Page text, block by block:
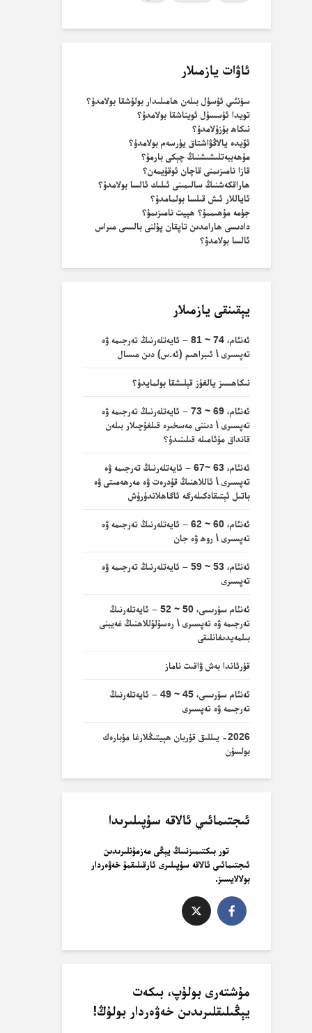
ئاۋات يازمىلار
سۈنئىي ئۇسۇل بىلەن ھامىلىدار بولۇشقا بولامدۇ؟
تويدا ئۇسسۇل ئويناشقا بولامدۇ؟
نىكاھ بۇزۇلامدۇ؟
ئۆيدە يالاڭۋاشتاق يۈرسەم بولامدۇ؟
مۇھەببەتلىشىشنىڭ چېكى بارمۇ؟
قازا نامىزىمنى قاچان ئوقۇيمەن؟
ھاراقكەشنىڭ سالىمىنى ئىلىك ئالسا بولامدۇ؟
ئاياللار ئىش قىلسا بولمامدۇ؟
جۈمە مۇھىممۇ؟ ھېيت نامىزىمۇ؟
دادىسى ھارامدىن تاپقان پۇلنى بالىسى مىراس
ئالسا بولامدۇ؟
يېقىنقى يازمىلار
ئەنئام، 74 ~ 81 – ئايەتلەرنىڭ تەرجىمە ۋە
تەپسىرى \ ئىبراھىم (ئە.س) دىن مىسال
نىكاھسىز يالغۇز قېلىشقا بولمايدۇ؟
ئەنئام، 69 ~ 73 – ئايەتلەرنىڭ تەرجىمە ۋە
تەپسىرى \ دىننى مەسخىرە قىلغۇچىلار بىلەن
قانداق مۇئامىلە قىلىنىدۇ؟
ئەنئام، 63 ~67 – ئايەتلەرنىڭ تەرجىمە ۋە
تەپسىرى \ ئاللاھنىڭ قۇدرەت ۋە مەرھەمىتى ۋە
باتىل ئېتىقادكىلەرگە ئاگاھلاندۇرۇش
ئەنئام، 60 ~ 62 – ئايەتلەرنىڭ تەرجىمە ۋە
تەپسىرى \ روھ ۋە جان
ئەنئام، 53 ~ 59 – ئايەتلەرنىڭ تەرجىمە ۋە
تەپسىرى
ئەنئام سۈرىسى، 50 ~ 52 – ئايەتلەرنىڭ
تەرجىمە ۋە تەپسىرى \ رەسۇلۇللاھنىڭ غەيبنى
بىلمەيدىغانلىقى
قۇرئاندا بەش ۋاقىت ناماز
ئەنئام سۈرىسى، 45 ~ 49 – ئايەتلەرنىڭ
تەرجىمە ۋە تەپسىرى
2026- يىللىق قۇربان ھېيتىڭلارغا مۇبارەك
بولسۇن
ئىجتىمائىي ئالاقە سۇپىلىرىدا
تور بىكتىمىزنىىڭ يېڭى مەزمۇنلىرىدىن
ئىجتىمائىي ئالاقە سۇپىلىرى ئارقىلىقمۇ خەۋەردار
بولالايسىز.
مۇشتەرى بولۇپ، بىكەت
يېڭىلىقلىرىدىن خەۋەردار بولۇڭ!